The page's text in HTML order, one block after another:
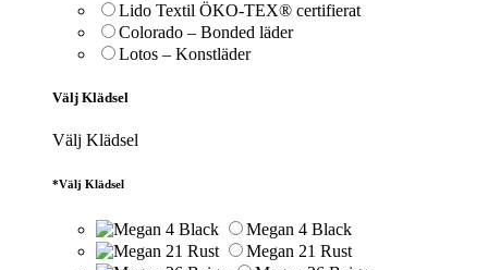
Lido Textil ÖKO-TEX® certifierat
Colorado – Bonded läder
Lotos – Konstläder
Välj Klädsel
Välj Klädsel
*Välj Klädsel
Megan 4 Black
Megan 21 Rust